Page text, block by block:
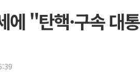
우크라 드론 전술, 중
동해해경, 독도 해상서
주한미군 "오산기지
구미 폐염산처리업체
에 "탄핵·구속 대